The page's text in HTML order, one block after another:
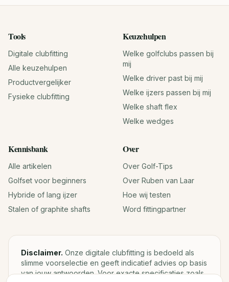
Tools
Digitale clubfitting
Alle keuzehulpen
Productvergelijker
Fysieke clubfitting
Keuzehulpen
Welke golfclubs passen bij
mij
Welke driver past bij mij
Welke ijzers passen bij mij
Welke shaft flex
Welke wedges
Kennisbank
Alle artikelen
Golfset voor beginners
Hybride of lang ijzer
Stalen of graphite shafts
Over
Over Golf-Tips
Over Ruben van Laar
Hoe wij testen
Word fittingpartner
Disclaimer. Onze digitale clubfitting is bedoeld als
slimme voorselectie en geeft indicatief advies op basis
van jouw antwoorden. Voor exacte specificaties zoals